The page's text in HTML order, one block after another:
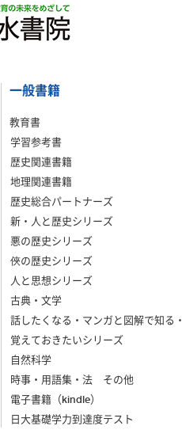
一般書籍
教育書
学習参考書
歴史関連書籍
地理関連書籍
歴史総合パートナーズ
新・人と歴史シリーズ
悪の歴史シリーズ
俠の歴史シリーズ
人と思想シリーズ
古典・文学
話したくなる・マンガと図解で知る
覚えておきたいシリーズ
自然科学
時事・用語集・法 その他
電子書籍（kindle）
日大基礎学力到達度テスト